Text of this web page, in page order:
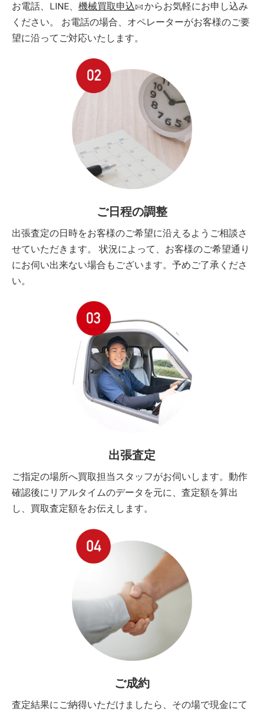
お電話、LINE、 機械買取申込
からお気軽にお申し込み
ください。 お電話の場合、オペレーターがお客様のご要
望に沿ってご対応いたします。
ご日程の調整
出張査定の日時をお客様のご希望に沿えるようご相談さ
せていただきます。 状況によって、お客様のご希望通り
にお伺い出来ない場合もございます。予めご了承くださ
い。
出張査定
ご指定の場所へ買取担当スタッフがお伺いします。動作
確認後にリアルタイムのデータを元に、査定額を算出
し、買取査定額をお伝えします。
ご成約
査定結果にご納得いただけましたら、その場で現金にて